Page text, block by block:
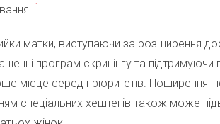
1
матки, виступаючи за розширення
програм скринінгу та підтримуючи
місце серед пріоритетів. Поширення
спеціальних хештегів також може